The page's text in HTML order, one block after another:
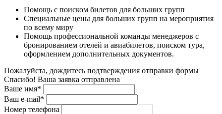
Помощь с поиском билетов для больших групп
Специальные цены для больших групп на мероприятия
по всему миру
Помощь профессиональной команды менеджеров с
бронированием отелей и авиабилетов, поиском тура,
оформлением дополнительных документов.
Пожалуйста, дождитесь подтверждения отправки формы
Спасибо! Ваша заявка отправлена
Ваше имя*
Ваш e-mail*
Номер телефона